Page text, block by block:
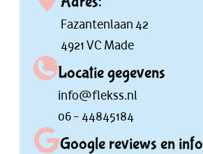
Fazantenlaan 42
4921 VC Made
Locatie gegevens
info@flekss.nl
06 – 44845184
Google reviews en info